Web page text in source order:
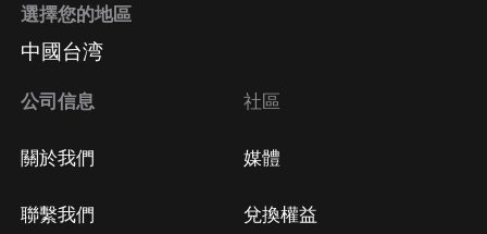
方法 Google Play取消訂閱方法
選擇您的地區
中國台湾
公司信息
關於我們
聯繫我們
社區
媒體
兌換權益